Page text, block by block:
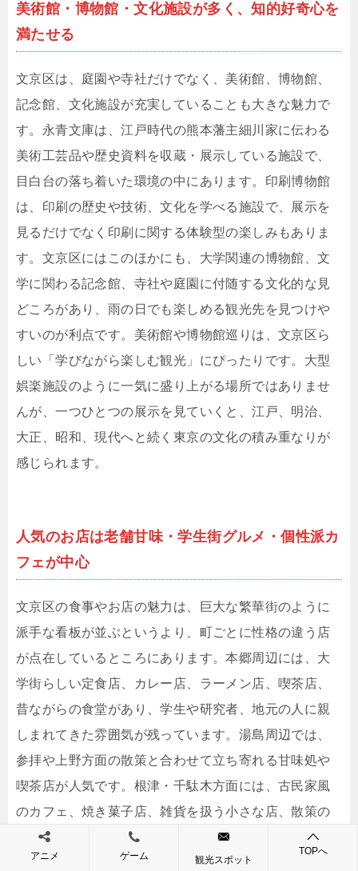
美術館・博物館・文化施設が多く、知的好奇心を
満たせる
文京区は、庭園や寺社だけでなく、美術館、博物館、
記念館、文化施設が充実していることも大きな魅力で
す。永青文庫は、江戸時代の熊本藩主細川家に伝わる
美術工芸品や歴史資料を収蔵・展示している施設で、
目白台の落ち着いた環境の中にあります。印刷博物館
は、印刷の歴史や技術、文化を学べる施設で、展示を
見るだけでなく印刷に関する体験型の楽しみもありま
す。文京区にはこのほかにも、大学関連の博物館、文
学に関わる記念館、寺社や庭園に付随する文化的な見
どころがあり、雨の日でも楽しめる観光先を見つけや
すいのが利点です。美術館や博物館巡りは、文京区ら
しい「学びながら楽しむ観光」にぴったりです。大型
娯楽施設のように一気に盛り上がる場所ではありませ
んが、一つひとつの展示を見ていくと、江戸、明治、
大正、昭和、現代へと続く東京の文化の積み重なりが
感じられます。
人気のお店は老舗甘味・学生街グルメ・個性派カ
フェが中心
文京区の食事やお店の魅力は、巨大な繁華街のように
派手な看板が並ぶというより、町ごとに性格の違う店
が点在しているところにあります。本郷周辺には、大
学街らしい定食店、カレー店、ラーメン店、喫茶店、
昔ながらの食堂があり、学生や研究者、地元の人に親
しまれてきた雰囲気が残っています。湯島周辺では、
参拝や上野方面の散策と合わせて立ち寄れる甘味処や
喫茶店が人気です。根津・千駄木方面には、古民家風
のカフェ、焼き菓子店、雑貨を扱う小さな店、散策の
途中で入りたくなる喫茶店があり、谷根千散歩の雰囲
気とよく合います。白山や小石川方面では、住宅地の
アニメ ゲーム 観光スポット
TOPへ